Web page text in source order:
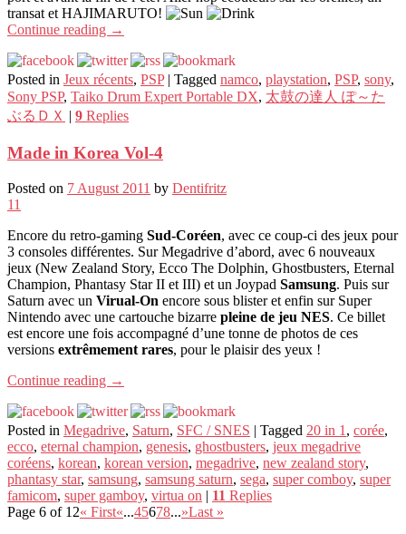
transat et HAJIMARUTO!
Continue reading →
Posted in Jeux récents, PSP | Tagged namco, playstation, PSP, sony,
Sony PSP, Taiko Drum Expert Portable DX, 太鼓の達人 ぽ～た
ぶるＤＸ | 9 Replies
Made in Korea Vol-4
Posted on 7 August 2011 by Dentifritz
11
Encore du retro-gaming Sud-Coréen, avec ce coup-ci des jeux pour
3 consoles différentes. Sur Megadrive d’abord, avec 6 nouveaux
jeux (New Zealand Story, Ecco The Dolphin, Ghostbusters, Eternal
Champion, Phantasy Star II et III) et un Joypad Samsung. Puis sur
Saturn avec un Virual-On encore sous blister et enfin sur Super
Nintendo avec une cartouche bizarre pleine de jeu NES. Ce billet
est encore une fois accompagné d’une tonne de photos de ces
versions extrêmement rares, pour le plaisir des yeux !
Continue reading →
Posted in Megadrive, Saturn, SFC / SNES | Tagged 20 in 1 , corée,
ecco, eternal champion, genesis, ghostbusters, jeux megadrive
coréens, korean, korean version, megadrive, new zealand story,
phantasy star, samsung, samsung saturn, sega, super comboy, super
famicom, super gamboy, virtua on | 11 Replies
Page 6 of 12« First«...45678...»Last »